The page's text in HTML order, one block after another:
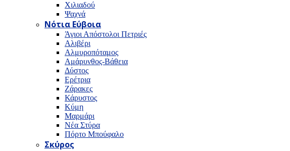
Χιλιαδού
Ψαχνά
Νότια Εύβοια
Άγιοι Απόστολοι Πετριές
Αλιβέρι
Αλμυροπόταμος
Αμάρυνθος-Βάθεια
Δύστος
Ερέτρια
Ζάρακες
Κάρυστος
Κύμη
Μαρμάρι
Νέα Στύρα
Πόρτο Μπούφαλο
Σκύρος